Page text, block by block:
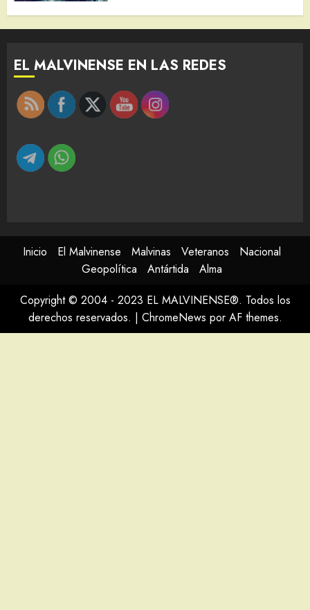
EL MALVINENSE EN LAS REDES
Inicio El Malvinense Malvinas Veteranos
Nacional
Geopolítica
Antártida
Alma
Copyright © 2004 - 2023 EL MALVINENSE®. Todos los
derechos reservados. | ChromeNews por AF themes.